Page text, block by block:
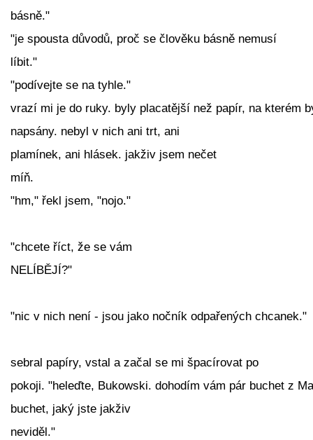
básně."
"je spousta důvodů, proč se člověku básně nemusí
líbit."
"podívejte se na tyhle."
vrazí mi je do ruky. byly placatější než papír, na kterém
napsány. nebyl v nich ani trt, ani
plamínek, ani hlásek. jakživ jsem nečet
míň.
"hm," řekl jsem, "nojo."
"chcete říct, že se vám
NELÍBĚJÍ?"
"nic v nich není - jsou jako nočník odpařených chcanek."
sebral papíry, vstal a začal se mi špacírovat po
pokoji. "heleďte, Bukowski. dohodím vám pár buchet z
buchet, jaký jste jakživ
neviděl."